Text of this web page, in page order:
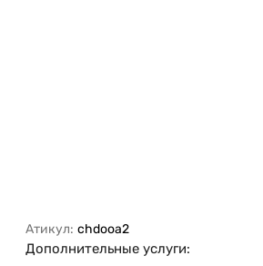
Атикул: chdooa2
Дополнительные услуги: